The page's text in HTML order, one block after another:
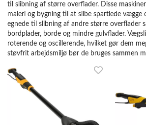
til slibning af større overflader. Disse
maleri og bygning til at slibe spartlede vægge
egnede til slibning af andre større overflader
bordplader, borde og mindre gulvflader.
roterende og oscillerende, hvilket gør dem
støvfrit arbejdsmiljø bør de bruges sammen